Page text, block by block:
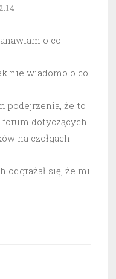
o co
nie wiadomo o co
podejrzenia, że to
dotyczących
na czołgach
odgrażał się, że mi